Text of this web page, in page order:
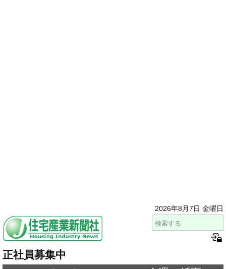
2026年8月7日 金曜日
正社員募集中